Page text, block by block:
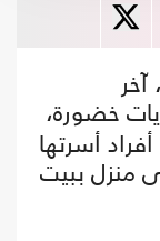
خضورة،
أسرتها
منزل ببيت